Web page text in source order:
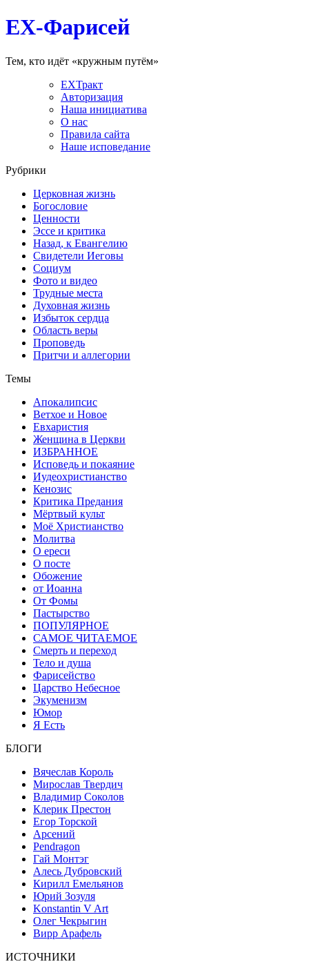
EX-Фарисей
Тем, кто идёт «кружным путём»
EXТракт
Авторизация
Наша инициатива
О нас
Правила сайта
Наше исповедание
Рубрики
Церковная жизнь
Богословие
Ценности
Эссе и критика
Назад, к Евангелию
Свидетели Иеговы
Социум
Фото и видео
Трудные места
Духовная жизнь
Избыток сердца
Область веры
Проповедь
Притчи и аллегории
Темы
Апокалипсис
Ветхое и Новое
Евхаристия
Женщина в Церкви
ИЗБРАННОЕ
Исповедь и покаяние
Иудеохристианство
Кенозис
Критика Предания
Мёртвый культ
Моё Христианство
Молитва
О ереси
О посте
Обожение
от Иоанна
От Фомы
Пастырство
ПОПУЛЯРНОЕ
САМОЕ ЧИТАЕМОЕ
Смерть и переход
Тело и душа
Фарисейство
Царство Небесное
Экуменизм
Юмор
Я Есть
БЛОГИ
Вячеслав Король
Мирослав Твердич
Владимир Соколов
Клерик Престон
Егор Topской
Арсений
Pendragon
Гай Монтэг
Алесь Дубровский
Кирилл Емельянов
Юрий Зозуля
Konstantin V Art
Олег Чекрыгин
Вирр Арафель
ИСТОЧНИКИ